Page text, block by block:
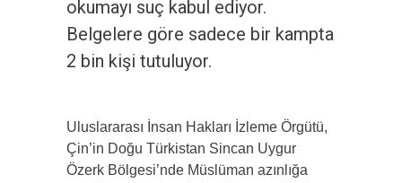
okumayı suç kabul ediyor.
Belgelere göre sadece bir kampta
2 bin kişi tutuluyor.
Uluslararası İnsan Hakları İzleme Örgütü,
Çin’in Doğu Türkistan Sincan Uygur
Özerk Bölgesi’nde Müslüman azınlığa